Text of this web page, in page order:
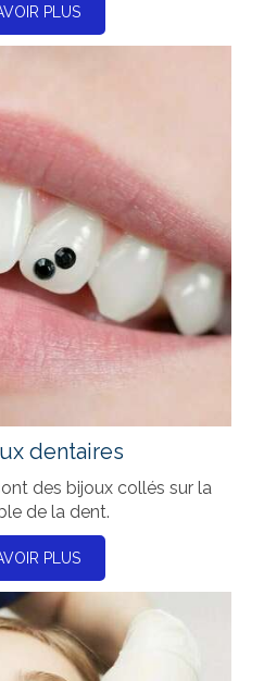
PLUS
dentaires
des bijoux collés sur la
de la dent.
PLUS